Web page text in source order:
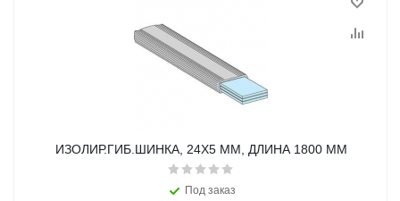
ИЗОЛИР.ГИБ.ШИНКА, 24Х5 ММ, ДЛИНА 1800 ММ
Под заказ